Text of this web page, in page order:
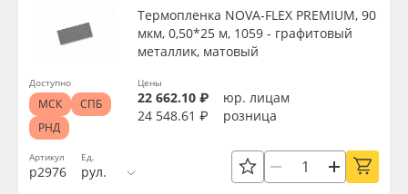
Вспененный ПВХ
Заготовки для сувениров
Страна происхождения
Торговая марка
Серия
Артикул
р2976
Термопленка NOVA-FLEX PREMIUM, 90
мкм, 0,50*25 м, 1059 - графитовый
металлик, матовый
Ед.
рул.
Цены
22 662.10 ₽
юр. лицам
24 548.61 ₽
розница
Доступно
МСК
СПБ
РНД